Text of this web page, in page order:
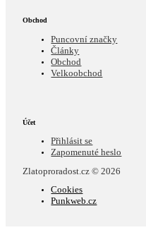
Obchod
Puncovní značky
Články
Obchod
Velkoobchod
Účet
Přihlásit se
Zapomenuté heslo
Zlatoproradost.cz © 2026
Cookies
Punkweb.cz